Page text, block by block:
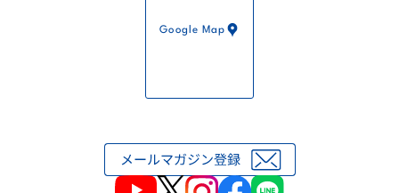
Google Map